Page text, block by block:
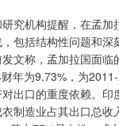
机构提醒，在孟加
包括结构性问题和深
文称，孟加拉国面临
年为9.73%，为
出口的重度依赖。印
制造业占其出口总收